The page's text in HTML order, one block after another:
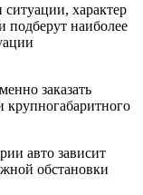
характер
наиболее
заказать
крупногабаритного
авто зависит
обстановки